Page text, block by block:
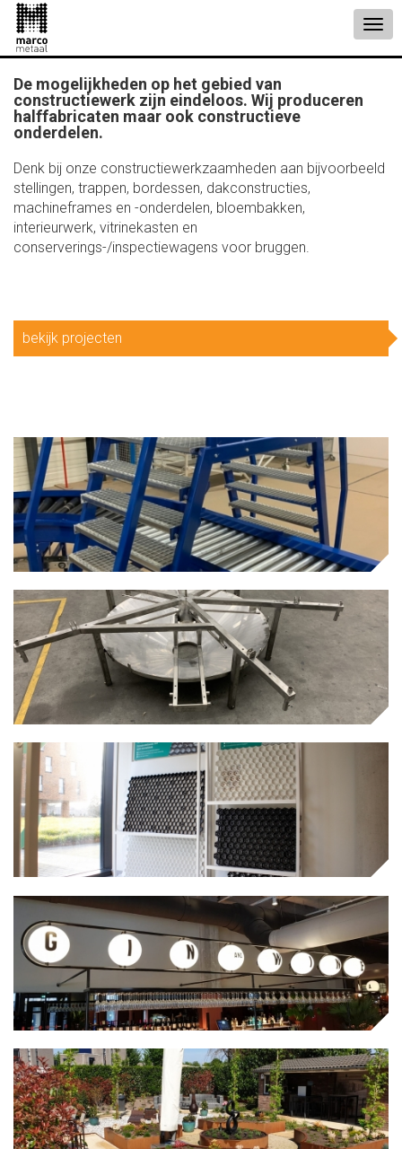
De mogelijkheden op het gebied van
constructiewerk zijn eindeloos. Wij produceren
halffabricaten maar ook constructieve
onderdelen.
Denk bij onze constructiewerkzaamheden aan bijvoorbeeld
stellingen, trappen, bordessen, dakconstructies,
machineframes en -onderdelen, bloembakken,
interieurwerk, vitrinekasten en
conserverings-/inspectiewagens voor bruggen.
bekijk projecten